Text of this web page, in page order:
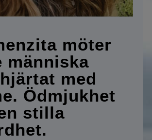
möter
människa
med
Ödmjukhet
stilla